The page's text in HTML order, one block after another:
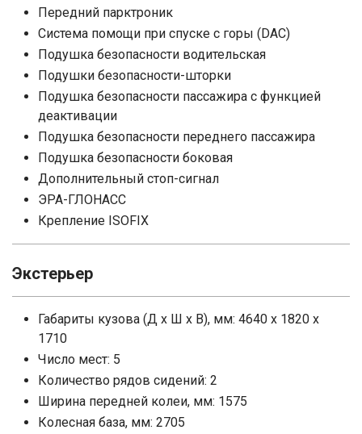
Передний парктроник
Система помощи при спуске с горы (DAC)
Подушка безопасности водительская
Подушки безопасности-шторки
Подушка безопасности пассажира с функцией
деактивации
Подушка безопасности переднего пассажира
Подушка безопасности боковая
Дополнительный стоп-сигнал
ЭРА-ГЛОНАСС
Крепление ISOFIX
Экстерьер
Габариты кузова (Д x Ш x В), мм: 4640 x 1820 x
1710
Число мест: 5
Количество рядов сидений: 2
Ширина передней колеи, мм: 1575
Колесная база, мм: 2705